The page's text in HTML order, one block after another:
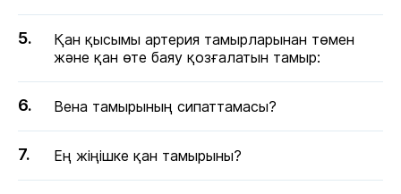
Қан қысымы артерия тамырларынан төмен
және қан өте баяу қозғалатын тамыр:
Вена тамырының сипаттамасы?
Ең жіңішке қан тамырыны?